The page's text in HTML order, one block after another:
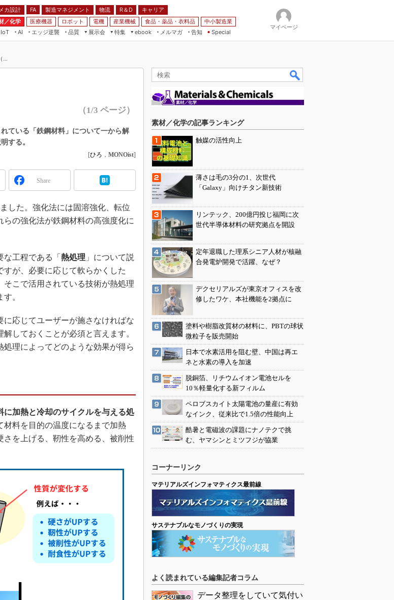
メカ設計 FA 製造マネジメント 物流 R＆D
キャリア
／化学 医療機器 ロボット 電機 産業機械 食品・薬品・衣料品
中小製造業
IoT
AI
エッジ逆襲 品質
展示会
ンモビリティショー
FRONTIER
ト工場EXPO
のづくりワールド
WORLD
特集
組み込み画像技術
Windows Embedded
車載ソフト開発
無償設計ツール
S＆OP
インダストリー4.0
メイドインジャパン
植物工場
新型コロナへの対応
ebook
メルマガ
告知 Special
マイページ
（1/3 ページ）
ている「鉄鋼材料」について一から解
する。
[ひろ ， MONOist]
Share
した。強化法には固溶強化、転位
の強化法が鉄鋼材料の高強度化に
工程である「 熱処理 」について説
が、必要に応じて軟らかくした
こで活用されている技術が熱処理
。
応じてユーザーが施さなければな
しておくことが必須と言えます。
理によってどのような効果が得ら
加熱と冷却のサイクルを与える処
材料を目的の温度になるまで加熱
を上げる、靭性を高める、被削性
素材／化学の記事ランキング
触媒の活性向上
薄さは毛の3分の1、次世代
「Galaxy」向けチタン新技術
リンテック、200億円投じ福岡に次
世代半導体材料の研究拠点を開設
定年退職した理系シニア人材が核融
合発電炉開発で活躍、なぜ？
デクセリアルズが東京オフィスを改
修したワケ、本社機能を2拠点に
塗料や樹脂改質材の材料に、PBTの球状
微粒子を販売開始
日本で水素活用を阻む壁、中国は再エ
ネと水素の導入を加速
脱銅箔、リチウムイオン電池セルを
10％軽量化する新フィルム
ペロブスカイト太陽電池の量産に有効
なインク、従来比で1.5倍の性能向上
酷暑と電磁波の課題にナノテクで挑
む、ヤマシンとミツフジが協業
コーナーリンク
マテリアルズインフォマティクス最前線
サステナブルなモノづくりの実現
よく読まれている編集記者コラム
データ整理をしていて気付い